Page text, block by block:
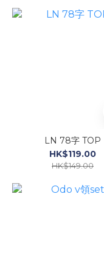
LN 78字 TOP
HK$119.00
HK$149.00